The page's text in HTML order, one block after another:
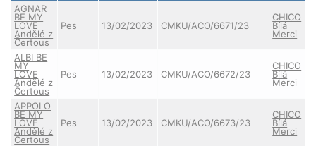
AGNAR
BE MY
LOVE
Andělé z
Čertous
Pes 13/02/2023 CMKU/ACO/6671/23
CHICO
Bílá
Merci
ALBI BE
MY
LOVE
Andělé z
Čertous
Pes 13/02/2023 CMKU/ACO/6672/23
CHICO
Bílá
Merci
APPOLO
BE MY
LOVE
Andělé z
Čertous
Pes 13/02/2023 CMKU/ACO/6673/23
CHICO
Bílá
Merci